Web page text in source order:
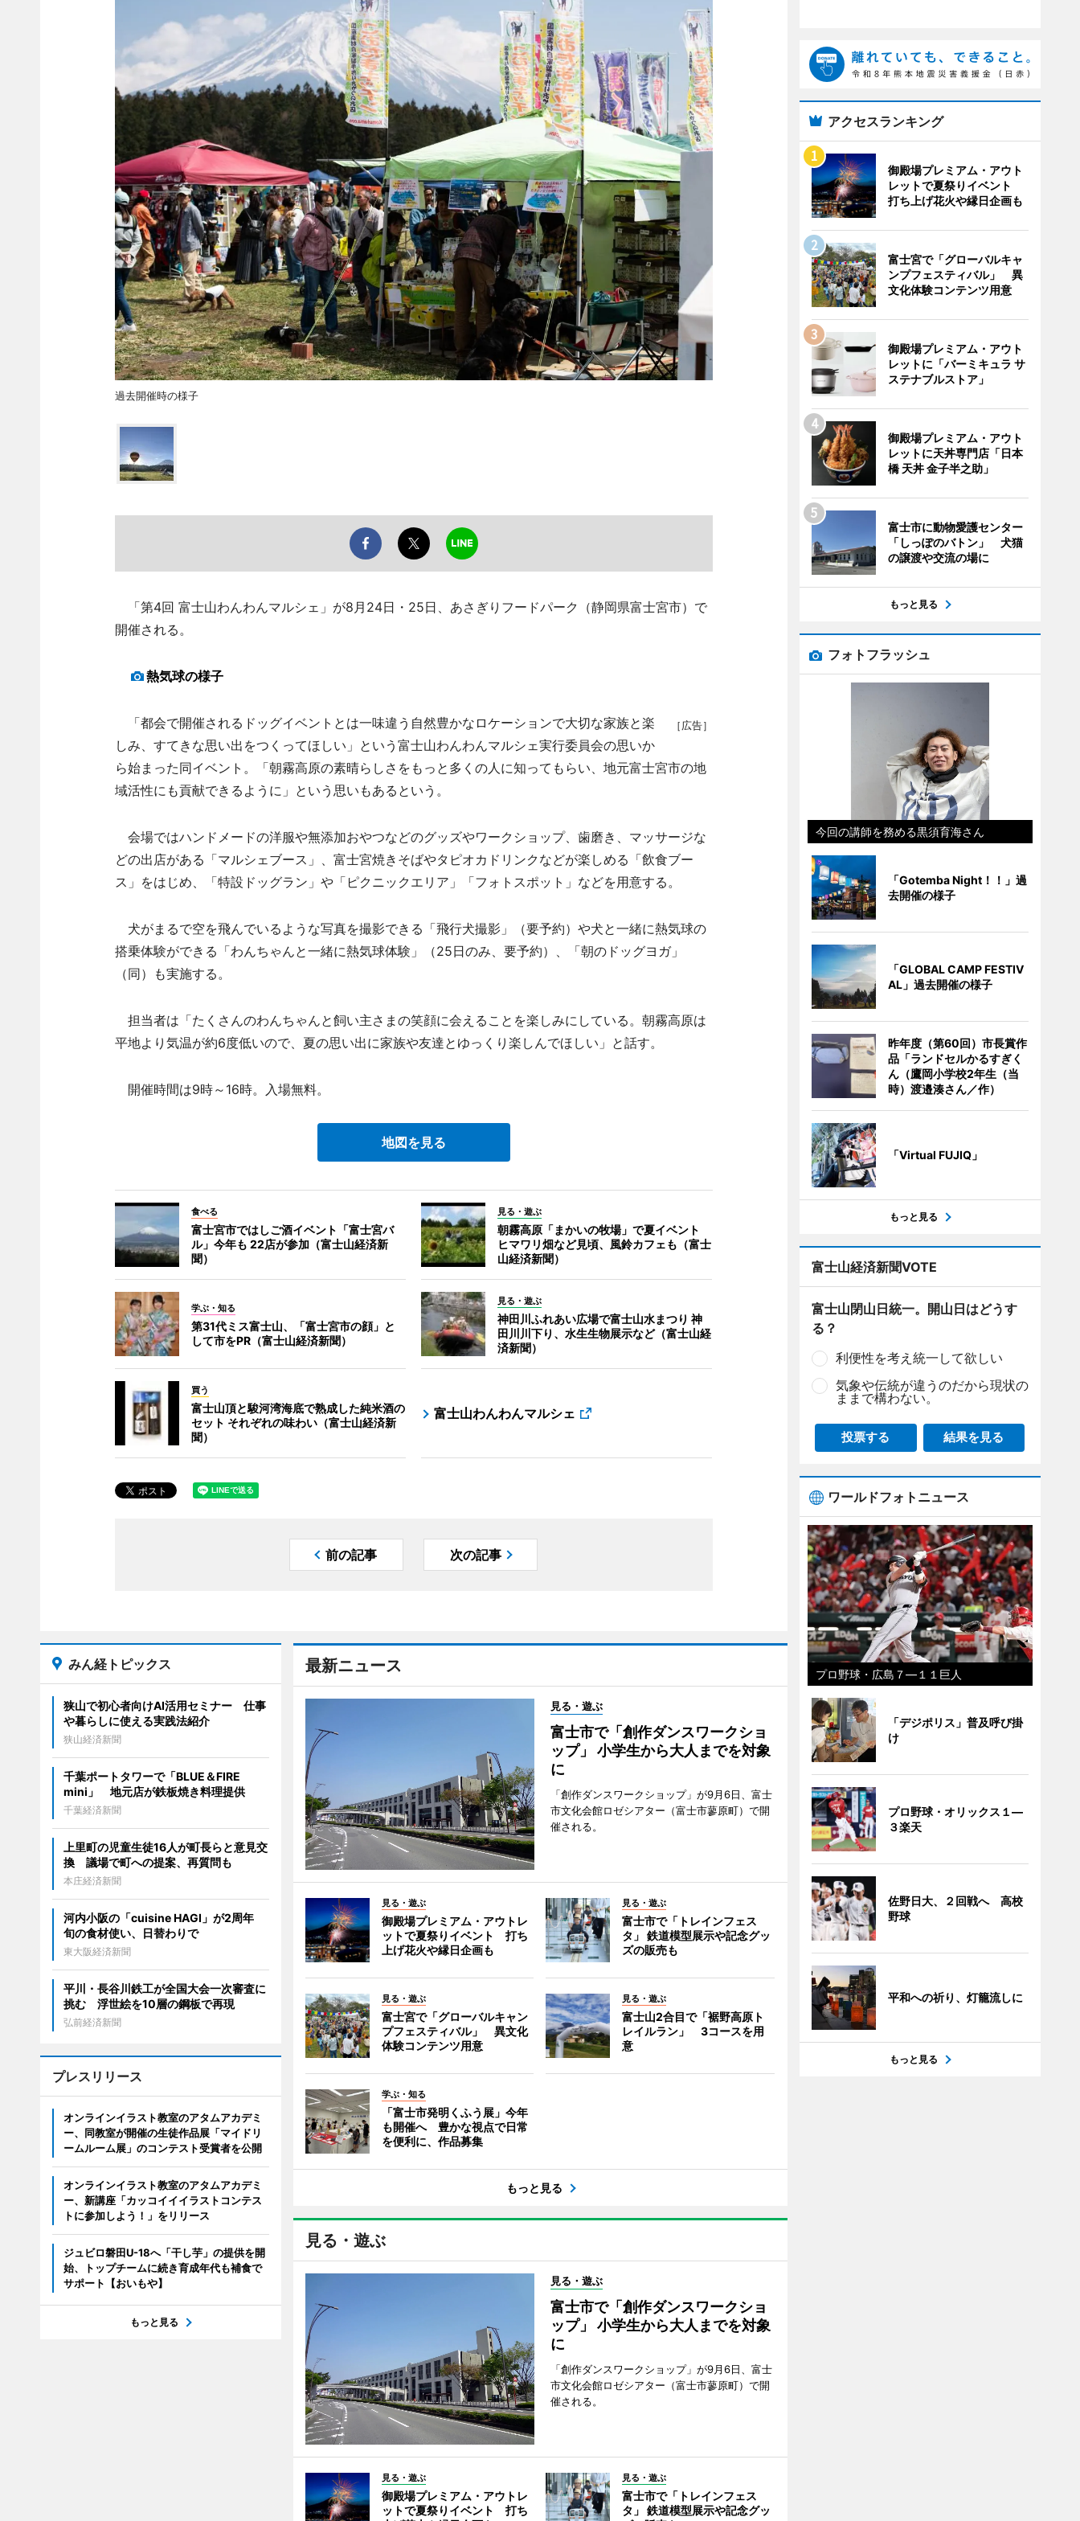
過去開催時の様子
「第4回 富士山わんわんマルシェ」が8月24日・25日、あさぎりフードパーク（静岡県富士宮市）で
開催される。
熱気球の様子
［広告］
「都会で開催されるドッグイベントとは一味違う自然豊かなロケーションで大切な家族と楽
しみ、すてきな思い出をつくってほしい」という富士山わんわんマルシェ実行委員会の思いか
ら始まった同イベント。「朝霧高原の素晴らしさをもっと多くの人に知ってもらい、地元富士宮市の地
域活性にも貢献できるように」という思いもあるという。
会場ではハンドメードの洋服や無添加おやつなどのグッズやワークショップ、歯磨き、マッサージな
どの出店がある「マルシェブース」、富士宮焼きそばやタピオカドリンクなどが楽しめる「飲食ブー
ス」をはじめ、「特設ドッグラン」や「ピクニックエリア」「フォトスポット」などを用意する。
犬がまるで空を飛んでいるような写真を撮影できる「飛行犬撮影」（要予約）や犬と一緒に熱気球の
搭乗体験ができる「わんちゃんと一緒に熱気球体験」（25日のみ、要予約）、「朝のドッグヨガ」
（同）も実施する。
担当者は「たくさんのわんちゃんと飼い主さまの笑顔に会えることを楽しみにしている。朝霧高原は
平地より気温が約6度低いので、夏の思い出に家族や友達とゆっくり楽しんでほしい」と話す。
開催時間は9時～16時。入場無料。
地図を見る
食べる
富士宮市ではしご酒イベント「富士宮バ
ル」今年も 22店が参加（富士山経済新
聞）
見る・遊ぶ
朝霧高原「まかいの牧場」で夏イベント
ヒマワリ畑など見頃、風鈴カフェも（富士
山経済新聞）
学ぶ・知る
第31代ミス富士山、「富士宮市の顔」と
して市をPR（富士山経済新聞）
見る・遊ぶ
神田川ふれあい広場で富士山水まつり 神
田川川下り、水生生物展示など（富士山経
済新聞）
買う
富士山頂と駿河湾海底で熟成した純米酒の
セット それぞれの味わい（富士山経済新
聞）
富士山わんわんマルシェ
前の記事 次の記事
最新ニュース
見る・遊ぶ
富士市で「創作ダンスワークショ
ップ」 小学生から大人までを対象
に
「創作ダンスワークショップ」が9月6日、富士
市文化会館ロゼシアター（富士市蓼原町）で開
催される。
見る・遊ぶ
御殿場プレミアム・アウトレ
ットで夏祭りイベント 打ち
上げ花火や縁日企画も
見る・遊ぶ
富士市で「トレインフェス
タ」 鉄道模型展示や記念グッ
ズの販売も
見る・遊ぶ
富士宮で「グローバルキャン
プフェスティバル」 異文化
体験コンテンツ用意
見る・遊ぶ
富士山2合目で「裾野高原ト
レイルラン」 3コースを用
意
学ぶ・知る
「富士市発明くふう展」今年
も開催へ 豊かな視点で日常
を便利に、作品募集
もっと見る
見る・遊ぶ
見る・遊ぶ
富士市で「創作ダンスワークショ
ップ」 小学生から大人までを対象
に
「創作ダンスワークショップ」が9月6日、富士
市文化会館ロゼシアター（富士市蓼原町）で開
催される。
見る・遊ぶ
御殿場プレミアム・アウトレ
ットで夏祭りイベント 打ち
見る・遊ぶ
富士市で「トレインフェス
タ」 鉄道模型展示や記念グッ
みん経トピックス
狭山で初心者向けAI活用セミナー 仕事
や暮らしに使える実践法紹介
狭山経済新聞
千葉ポートタワーで「BLUE＆FIRE
mini」 地元店が鉄板焼き料理提供
千葉経済新聞
上里町の児童生徒16人が町長らと意見交
換 議場で町への提案、再質問も
本庄経済新聞
河内小阪の「cuisine HAGI」が2周年
旬の食材使い、日替わりで
東大阪経済新聞
平川・長谷川鉄工が全国大会一次審査に
挑む 浮世絵を10層の鋼板で再現
弘前経済新聞
プレスリリース
オンラインイラスト教室のアタムアカデミ
ー、同教室が開催の生徒作品展「マイドリ
ームルーム展」のコンテスト受賞者を公開
オンラインイラスト教室のアタムアカデミ
ー、新講座「カッコイイイラストコンテス
トに参加しよう！」をリリース
ジュビロ磐田U-18へ「干し芋」の提供を開
始、トップチームに続き育成年代も補食で
サポート【おいもや】
もっと見る
アクセスランキング
御殿場プレミアム・アウト
レットで夏祭りイベント
打ち上げ花火や縁日企画も
富士宮で「グローバルキャ
ンプフェスティバル」 異
文化体験コンテンツ用意
御殿場プレミアム・アウト
レットに「バーミキュラ サ
ステナブルストア」
御殿場プレミアム・アウト
レットに天丼専門店「日本
橋 天丼 金子半之助」
富士市に動物愛護センター
「しっぽのバトン」 犬猫
の譲渡や交流の場に
もっと見る
フォトフラッシュ
今回の講師を務める黒須育海さん
「Gotemba Night！！」過
去開催の様子
「GLOBAL CAMP FESTIV
AL」過去開催の様子
昨年度（第60回）市長賞作
品「ランドセルかるすぎく
ん（鷹岡小学校2年生（当
時）渡邉湊さん／作）
「Virtual FUJIQ」
もっと見る
富士山経済新聞VOTE
富士山閉山日統一。開山日はどうす
る？
利便性を考え統一して欲しい
気象や伝統が違うのだから現状の
ままで構わない。
投票する 結果を見る
ワールドフォトニュース
プロ野球・広島７―１１巨人
「デジポリス」普及呼び掛
け
プロ野球・オリックス１―
３楽天
佐野日大、２回戦へ 高校
野球
平和への祈り、灯籠流しに
もっと見る